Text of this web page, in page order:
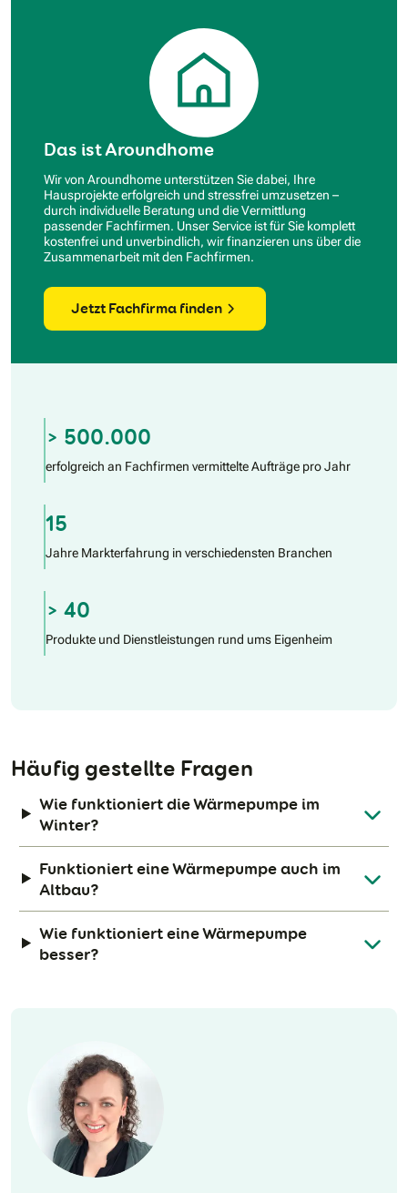
Das ist Aroundhome
Wir von Aroundhome unterstützen Sie dabei, Ihre
Hausprojekte erfolgreich und stressfrei umzusetzen –
durch individuelle Beratung und die Vermittlung
passender Fachfirmen. Unser Service ist für Sie komplett
kostenfrei und unverbindlich, wir finanzieren uns über die
Zusammenarbeit mit den Fachfirmen.
Jetzt Fachfirma finden
> 500.000
erfolgreich an Fachfirmen vermittelte Aufträge pro Jahr
15
Jahre Markterfahrung in verschiedensten Branchen
> 40
Produkte und Dienstleistungen rund ums Eigenheim
Häufig gestellte Fragen
Wie funktioniert die Wärmepumpe im
Winter?
Funktioniert eine Wärmepumpe auch im
Altbau?
Wie funktioniert eine Wärmepumpe
besser?